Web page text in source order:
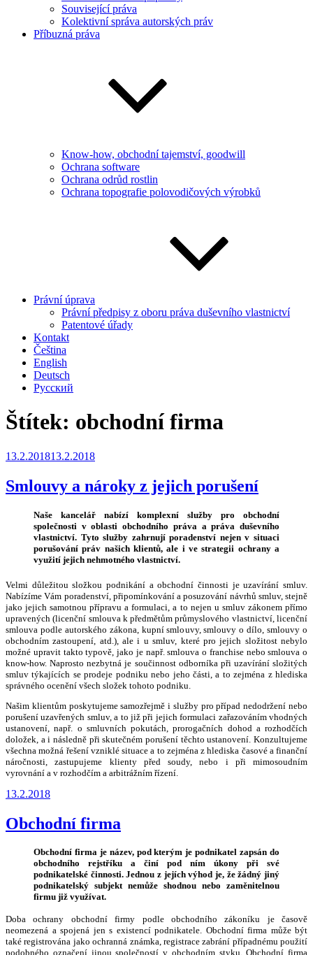
Související práva
Kolektivní správa autorských práv
Příbuzná práva
Know-how, obchodní tajemství, goodwill
Ochrana software
Ochrana odrůd rostlin
Ochrana topografie polovodičových výrobků
Právní úprava
Právní předpisy z oboru práva duševního vlastnictví
Patentové úřady
Kontakt
Čeština
English
Deutsch
Русский
Štítek: obchodní firma
Publikováno
13.2.201813.2.2018
Smlouvy a nároky z jejich porušení
Naše kancelář nabízí komplexní služby pro obchodní
společnosti v oblasti obchodního práva a práva duševního
vlastnictví. Tyto služby zahrnují poradenství nejen v situaci
porušování práv našich klientů, ale i ve strategii ochrany a
využití jejich nehmotného vlastnictví.
Velmi důležitou složkou podnikání a obchodní činnosti je uzavírání smluv.
Nabízíme Vám poradenství, připomínkování a posuzování návrhů smluv, stejně
jako jejich samotnou přípravu a formulaci, a to nejen u smluv zákonem přímo
upravených (licenční smlouva k předmětům průmyslového vlastnictví, licenční
smlouva podle autorského zákona, kupní smlouvy, smlouvy o dílo, smlouvy o
obchodním zastoupení, atd.), ale i u smluv, které pro jejich složitost nebylo
možné upravit takto typově, jako je např. smlouva o franchise nebo smlouva o
know-how. Naprosto nezbytná je součinnost odborníka při uzavírání složitých
smluv týkajících se prodeje podniku nebo jeho části, a to zejména z hlediska
správného ocenění všech složek tohoto podniku.
Našim klientům poskytujeme samozřejmě i služby pro případ nedodržení nebo
porušení uzavřených smluv, a to již při jejich formulaci zařazováním vhodných
ustanovení, např. o smluvních pokutách, prorogačních dohod a rozhodčích
doložek, a i následně při skutečném porušení těchto ustanovení. Konzultujeme
všechna možná řešení vzniklé situace a to zejména z hlediska časové a finanční
náročnosti, zastupujeme klienty před soudy, nebo i při mimosoudním
vyrovnání a v rozhodčím a arbitrážním řízení.
Publikováno
13.2.2018
Obchodní firma
Obchodní firma je název, pod kterým je podnikatel zapsán do
obchodního rejstříku a činí pod ním úkony při své
podnikatelské činnosti. Jednou z jejích výhod je, že žádný jiný
podnikatelský subjekt nemůže shodnou nebo zaměnitelnou
firmu již využívat.
Doba ochrany obchodní firmy podle obchodního zákoníku je časově
neomezená a spojená jen s existencí podnikatele. Obchodní firma může být
také registrována jako ochranná známka, registrace zabrání případnému použití
podobného označení jinou společností v obchodním styku. Obchodní firma